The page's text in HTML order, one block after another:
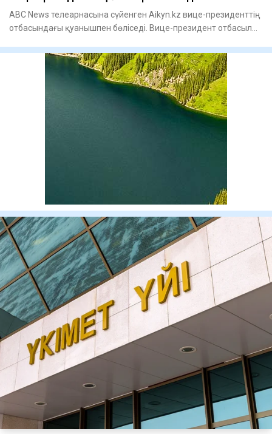
ABC News телеарнасына сүйенген Aikyn.kz вице-президенттің
отбасындағы қуанышпен бөліседі. Вице-президент отбасылық